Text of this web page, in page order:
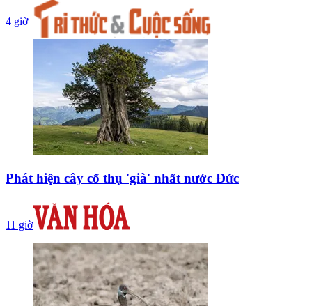
4 giờ
Phát hiện cây cổ thụ 'già' nhất nước Đức
11 giờ